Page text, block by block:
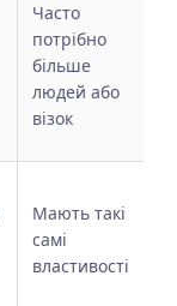
Часто
потрібно
більше
людей або
візок
Мають такі
самі
властивості